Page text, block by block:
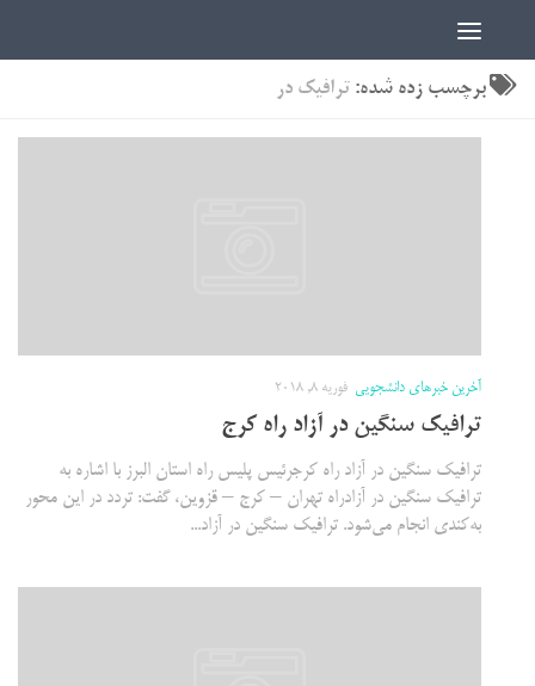
برچسب زده شده:ترافیک در
آخرین خبرهای دانشجویی فوریه 8, 2018
ترافیک سنگین در آزاد راه کرج
ترافیک سنگین در آزاد راه کرجرئیس پلیس‌ راه استان البرز با اشاره به
ترافیک سنگین در آزادراه تهران – کرج – قزوین، گفت: تردد در این محور
به‌کندی انجام می‌شود. ترافیک سنگین در آزاد...